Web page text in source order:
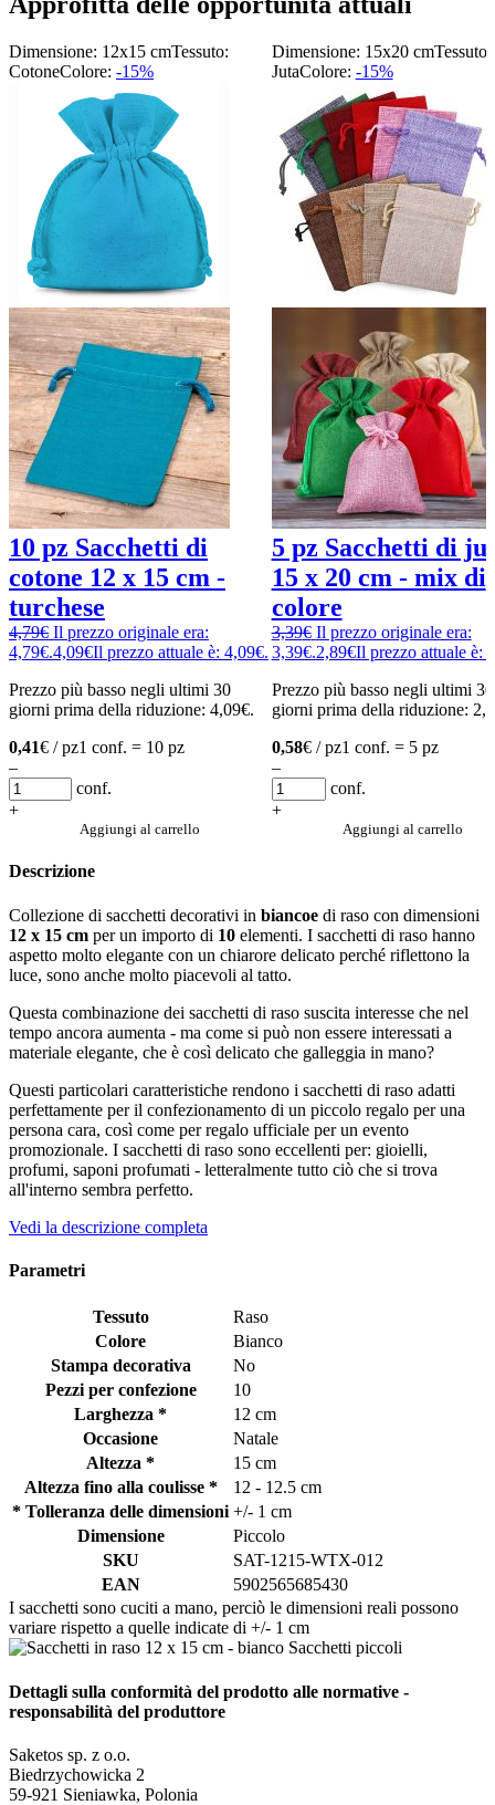
Dimensione: 12x15 cmTessuto:
CotoneColore: -15%
10 pz Sacchetti di
cotone 12 x 15 cm -
turchese
4,79€ Il prezzo originale era:
4,79€.4,09€Il prezzo attuale è: 4,09€.
Prezzo più basso negli ultimi 30
giorni prima della riduzione: 4,09€.
0,41€ / pz1 conf. = 10 pz
–
conf.
+
Aggiungi al carrello
Dimensione: 15x20 cmTessuto:
JutaColore: -15%
5 pz Sacchetti di
15 x 20 cm - mix di
colore
3,39€ Il prezzo originale era:
3,39€.2,89€Il prezzo attuale è:
Prezzo più basso negli ultimi 30
giorni prima della riduzione:
0,58€ / pz1 conf. = 5 pz
–
conf.
+
Aggiungi al carrello
Descrizione
Collezione di sacchetti decorativi in biancoe di raso con dimensioni
12 x 15 cm per un importo di 10 elementi. I sacchetti di raso hanno
aspetto molto elegante con un chiarore delicato perché riflettono la
luce, sono anche molto piacevoli al tatto.
Questa combinazione dei sacchetti di raso suscita interesse che nel
tempo ancora aumenta - ma come si può non essere interessati a
materiale elegante, che è così delicato che galleggia in mano?
Questi particolari caratteristiche rendono i sacchetti di raso adatti
perfettamente per il confezionamento di un piccolo regalo per una
persona cara, così come per regalo ufficiale per un evento
promozionale. I sacchetti di raso sono eccellenti per: gioielli,
profumi, saponi profumati - letteralmente tutto ciò che si trova
all'interno sembra perfetto.
Vedi la descrizione completa
Parametri
Tessuto
Raso
Colore
Bianco
Stampa decorativa
No
Pezzi per confezione
10
Larghezza *
12 cm
Occasione
Natale
Altezza *
15 cm
Altezza fino alla coulisse *
12 - 12.5 cm
* Tolleranza delle dimensioni +/- 1 cm
Dimensione
Piccolo
SKU
SAT-1215-WTX-012
EAN
5902565685430
I sacchetti sono cuciti a mano, perciò le dimensioni reali possono
variare rispetto a quelle indicate di +/- 1 cm
Dettagli sulla conformità del prodotto alle normative -
responsabilità del produttore
Saketos sp. z o.o.
Biedrzychowicka 2
59-921 Sieniawka, Polonia